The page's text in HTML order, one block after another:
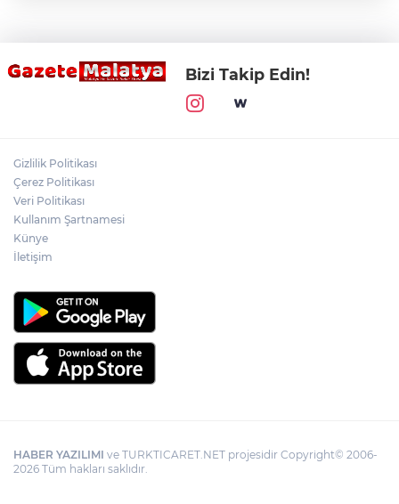
Bizi Takip Edin!
Gizlilik Politikası
Çerez Politikası
Veri Politikası
Kullanım Şartnamesi
Künye
İletişim
HABER YAZILIMI ve TURKTICARET.NET projesidir Copyright© 2006-
2026 Tüm hakları saklıdır.